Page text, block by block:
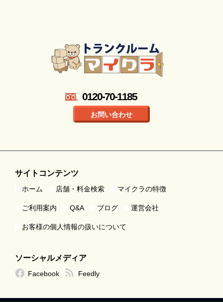
0120-70-1185
お問い合わせ
サイトコンテンツ
ホーム 店舗・料金検索 マイクラの特徴
ご利用案内 Q&A ブログ 運営会社
お客様の個人情報の扱いについて
ソーシャルメディア
Facebook Feedly